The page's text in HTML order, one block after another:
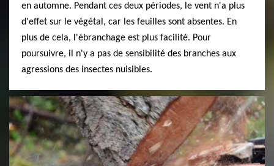
en automne. Pendant ces deux périodes, le vent n'a plus
d'effet sur le végétal, car les feuilles sont absentes. En
plus de cela, l'ébranchage est plus facilité. Pour
poursuivre, il n'y a pas de sensibilité des branches aux
agressions des insectes nuisibles.